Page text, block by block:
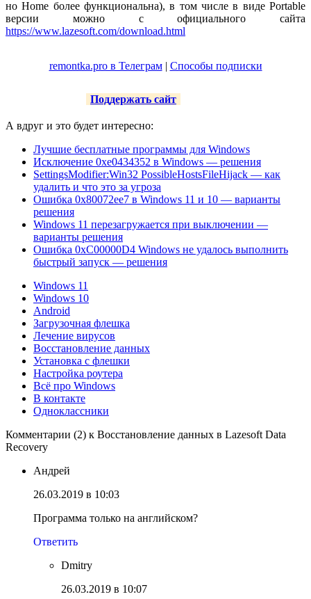
но Home более функциональна), в том числе в виде Portable
версии можно с официального сайта
https://www.lazesoft.com/download.html
remontka.pro в Телеграм| Способы подписки
Поддержать сайт
А вдруг и это будет интересно:
Лучшие бесплатные программы для Windows
Исключение 0xe0434352 в Windows — решения
SettingsModifier:Win32 PossibleHostsFileHijack — как
удалить и что это за угроза
Ошибка 0x80072ee7 в Windows 11 и 10 — варианты
решения
Windows 11 перезагружается при выключении —
варианты решения
Ошибка 0xC00000D4 Windows не удалось выполнить
быстрый запуск — решения
Windows 11
Windows 10
Android
Загрузочная флешка
Лечение вирусов
Восстановление данных
Установка с флешки
Настройка роутера
Всё про Windows
В контакте
Одноклассники
Комментарии (2) к Восстановление данных в Lazesoft Data
Recovery
Андрей
26.03.2019 в 10:03
Программа только на английском?
Ответить
Dmitry
26.03.2019 в 10:07